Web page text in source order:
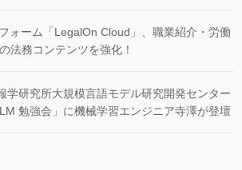
ォーム「LegalOn Cloud」、職業紹介・労働
法務コンテンツを強化！
学研究所大規模言語モデル研究開発センター
勉強会」に機械学習エンジニア寺澤が登壇